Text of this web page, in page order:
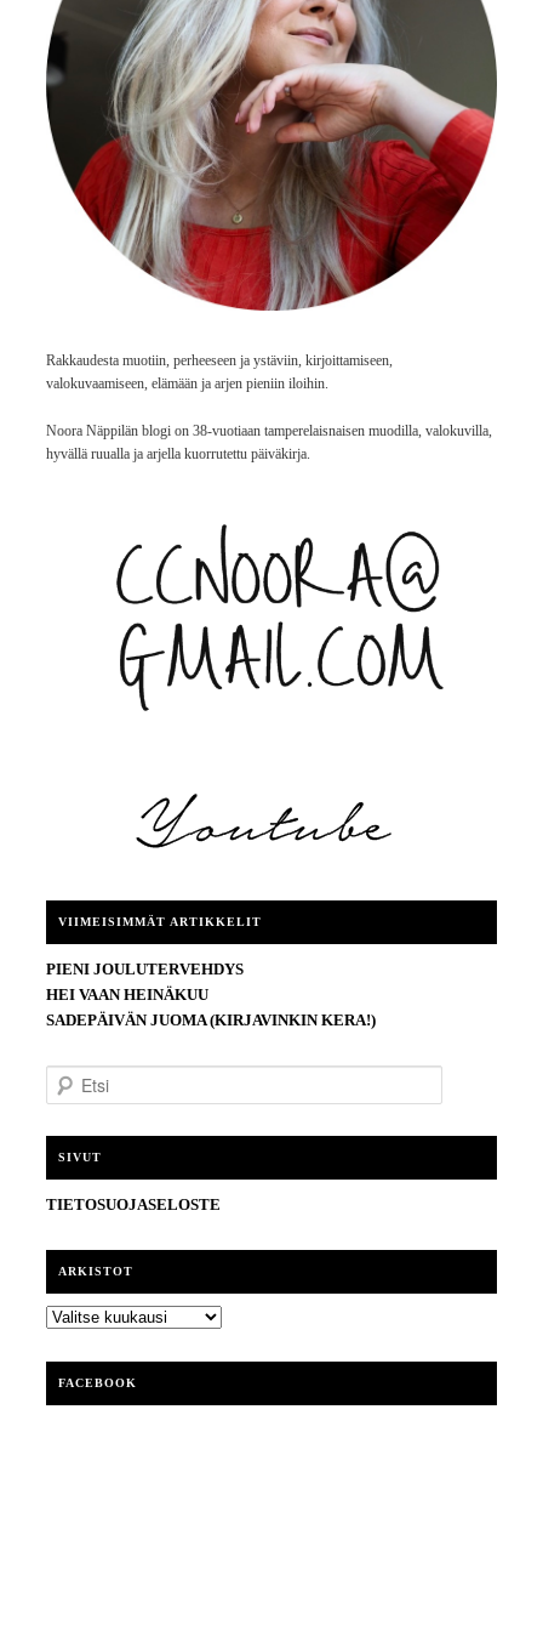
Rakkaudesta muotiin, perheeseen ja ystäviin, kirjoittamiseen,
valokuvaamiseen, elämään ja arjen pieniin iloihin.
Noora Näppilän blogi on 38-vuotiaan tamperelaisnaisen muodilla, valokuvilla,
hyvällä ruualla ja arjella kuorrutettu päiväkirja.
VIIMEISIMMÄT ARTIKKELIT
PIENI JOULUTERVEHDYS
HEI VAAN HEINÄKUU
SADEPÄIVÄN JUOMA (KIRJAVINKIN KERA!)
SIVUT
TIETOSUOJASELOSTE
ARKISTOT
ARKISTOT
FACEBOOK